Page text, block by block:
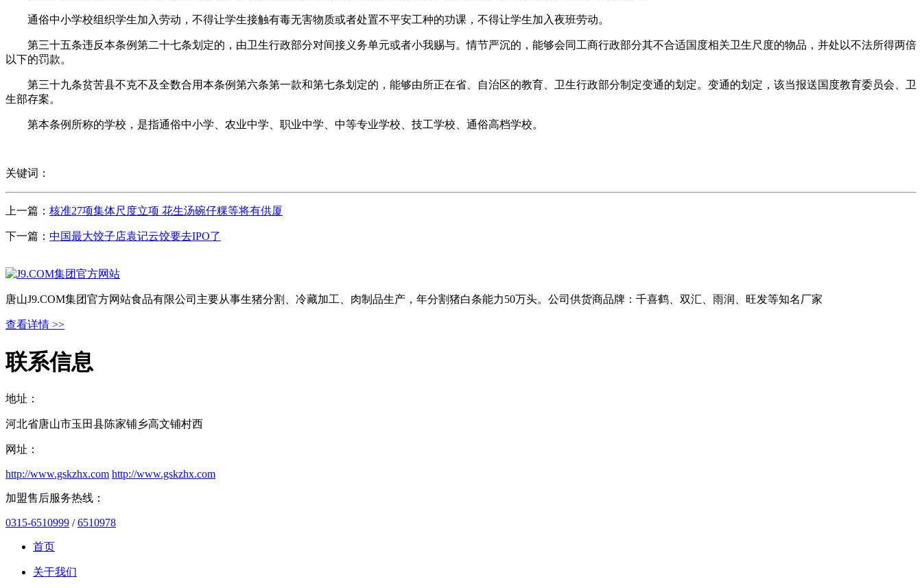
通俗中小学校组织学生加入劳动，不得让学生接触有毒无害物质或者处置不平安工种的功课，不得让学生加入夜班劳动。
第三十五条违反本条例第二十七条划定的，由卫生行政部分对间接义务单元或者小我赐与。情节严沉的，能够会同工商行政部分其不合适国度相关卫生尺度的物品，并处以不法所得两倍
以下的罚款。
第三十九条贫苦县不克不及全数合用本条例第六条第一款和第七条划定的，能够由所正在省、自治区的教育、卫生行政部分制定变通的划定。变通的划定，该当报送国度教育委员会、卫
生部存案。
第本条例所称的学校，是指通俗中小学、农业中学、职业中学、中等专业学校、技工学校、通俗高档学校。
关键词：
上一篇： 核准27项集体尺度立项 花生汤碗仔粿等将有供厦
下一篇： 中国最大饺子店袁记云饺要去IPO了
唐山J9.COM集团官方网站食品有限公司主要从事生猪分割、冷藏加工、肉制品生产，年分割猪白条能力50万头。公司供货商品牌：千喜鹤、双汇、雨润、旺发等知名厂家
查看详情 >>
联系信息
地址：
河北省唐山市玉田县陈家铺乡高文铺村西
网址：
http://www.gskzhx.com http://www.gskzhx.com
加盟售后服务热线：
0315-6510999 /6510978
首页
关于我们